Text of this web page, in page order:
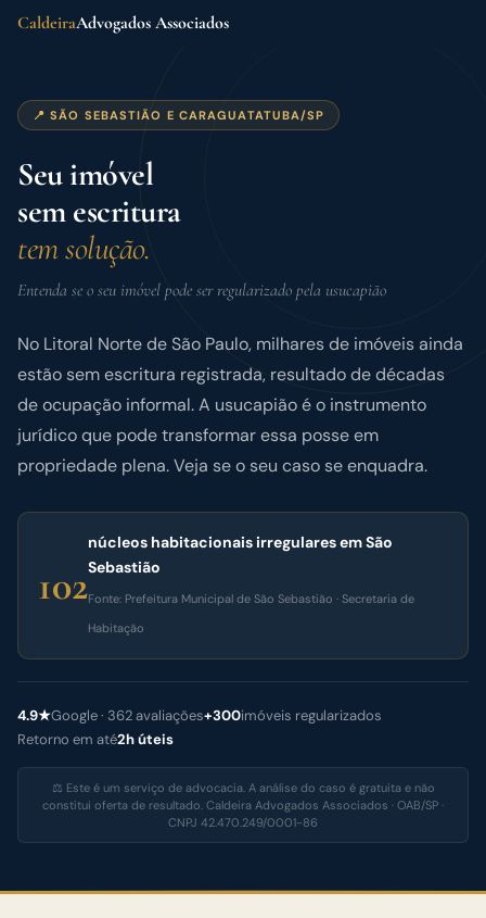
CaldeiraAdvogados Associados
📍 SÃO SEBASTIÃO E CARAGUATATUBA/SP
Seu imóvel
sem escritura
tem solução.
Entenda se o seu imóvel pode ser regularizado pela usucapião
No Litoral Norte de São Paulo, milhares de imóveis ainda
estão sem escritura registrada, resultado de décadas
de ocupação informal. A usucapião é o instrumento
jurídico que pode transformar essa posse em
propriedade plena. Veja se o seu caso se enquadra.
102
núcleos habitacionais irregulares em São
Sebastião
Fonte: Prefeitura Municipal de São Sebastião · Secretaria de
Habitação
4.9★Google · 362 avaliações+300imóveis regularizados
Retorno em até2h úteis
⚖️ Este é um serviço de advocacia. A análise do caso é gratuita e não
constitui oferta de resultado. Caldeira Advogados Associados · OAB/SP ·
CNPJ 42.470.249/0001-86